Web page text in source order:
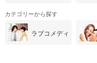
カテゴリーから探す
ラブコメディ